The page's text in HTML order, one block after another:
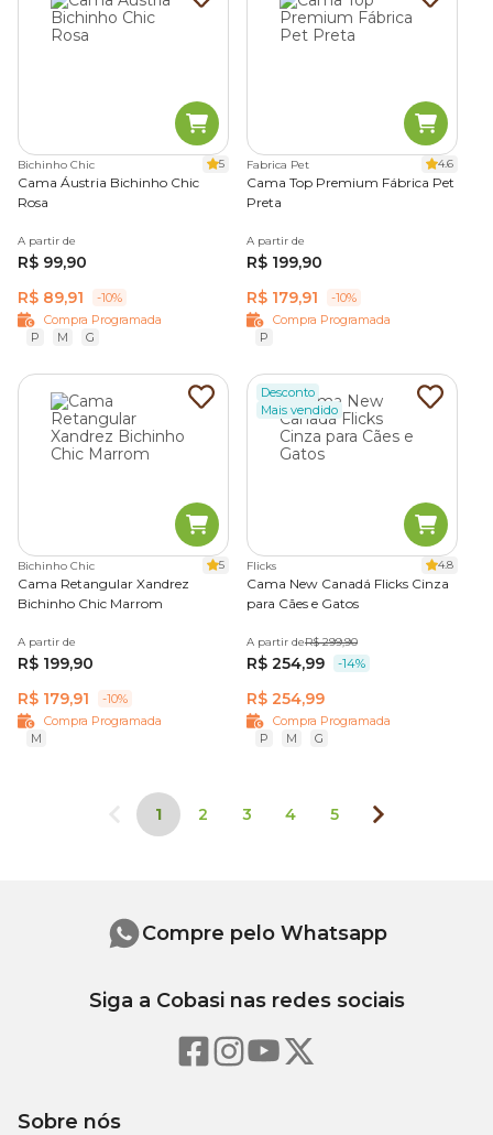
Bichinho Chic 5
Cama Áustria Bichinho Chic
Rosa
A partir de
R$ 99,90
R$ 89,91
-10%
Compra Programada
P
M G
Fabrica Pet 4.6
Cama Top Premium Fábrica Pet
Preta
A partir de
R$ 199,90
R$ 179,91
-10%
Compra Programada
P
Bichinho Chic 5
Cama Retangular Xandrez
Bichinho Chic Marrom
A partir de
R$ 199,90
R$ 179,91
-10%
Compra Programada
M
Desconto
Mais vendido
Flicks 4.8
Cama New Canadá Flicks Cinza
para Cães e Gatos
A partir deR$ 299,90
R$ 254,99 -14%
R$ 254,99
Compra Programada
P
M G
1 2 3 4 5
Sobre nós
Compre pelo Whatsapp
Siga a Cobasi nas redes sociais